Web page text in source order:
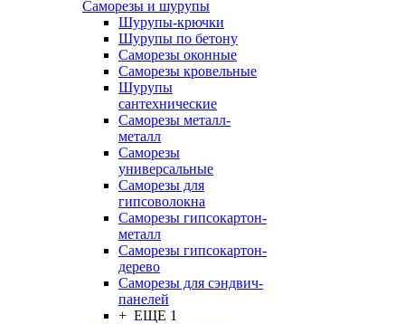
Саморезы и шурупы
Шурупы-крючки
Шурупы по бетону
Саморезы оконные
Саморезы кровельные
Шурупы
сантехнические
Саморезы металл-
металл
Саморезы
универсальные
Саморезы для
гипсоволокна
Саморезы гипсокартон-
металл
Саморезы гипсокартон-
дерево
Саморезы для сэндвич-
панелей
+ ЕЩЕ 1